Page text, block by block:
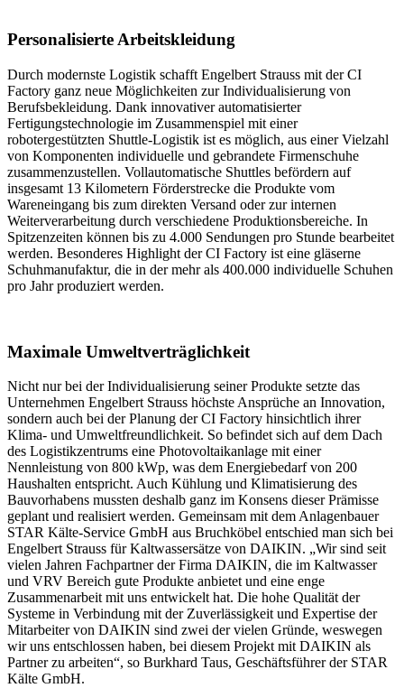
Personalisierte Arbeitskleidung
Durch modernste Logistik schafft Engelbert Strauss mit der CI
Factory ganz neue Möglichkeiten zur Individualisierung von
Berufsbekleidung. Dank innovativer automatisierter
Fertigungstechnologie im Zusammenspiel mit einer
robotergestützten Shuttle-Logistik ist es möglich, aus einer Vielzahl
von Komponenten individuelle und gebrandete Firmenschuhe
zusammenzustellen. Vollautomatische Shuttles befördern auf
insgesamt 13 Kilometern Förderstrecke die Produkte vom
Wareneingang bis zum direkten Versand oder zur internen
Weiterverarbeitung durch verschiedene Produktionsbereiche. In
Spitzenzeiten können bis zu 4.000 Sendungen pro Stunde bearbeitet
werden. Besonderes Highlight der CI Factory ist eine gläserne
Schuhmanufaktur, die in der mehr als 400.000 individuelle Schuhen
pro Jahr produziert werden.
Maximale Umweltverträglichkeit
Nicht nur bei der Individualisierung seiner Produkte setzte das
Unternehmen Engelbert Strauss höchste Ansprüche an Innovation,
sondern auch bei der Planung der CI Factory hinsichtlich ihrer
Klima- und Umweltfreundlichkeit. So befindet sich auf dem Dach
des Logistikzentrums eine Photovoltaikanlage mit einer
Nennleistung von 800 kWp, was dem Energiebedarf von 200
Haushalten entspricht. Auch Kühlung und Klimatisierung des
Bauvorhabens mussten deshalb ganz im Konsens dieser Prämisse
geplant und realisiert werden. Gemeinsam mit dem Anlagenbauer
STAR Kälte-Service GmbH aus Bruchköbel entschied man sich bei
Engelbert Strauss für Kaltwassersätze von DAIKIN. „Wir sind seit
vielen Jahren Fachpartner der Firma DAIKIN, die im Kaltwasser
und VRV Bereich gute Produkte anbietet und eine enge
Zusammenarbeit mit uns entwickelt hat. Die hohe Qualität der
Systeme in Verbindung mit der Zuverlässigkeit und Expertise der
Mitarbeiter von DAIKIN sind zwei der vielen Gründe, weswegen
wir uns entschlossen haben, bei diesem Projekt mit DAIKIN als
Partner zu arbeiten“, so Burkhard Taus, Geschäftsführer der STAR
Kälte GmbH.